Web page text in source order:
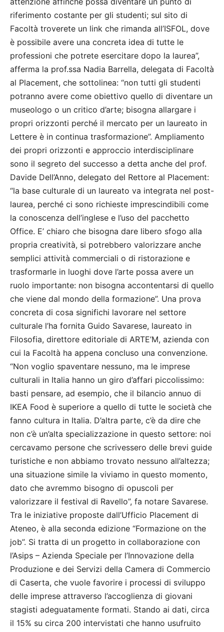
riferimento costante per gli studenti; sul sito di
Facoltà troverete un link che rimanda all’ISFOL, dove
è possibile avere una concreta idea di tutte le
professioni che potrete esercitare dopo la laurea”,
afferma la prof.ssa Nadia Barrella, delegata di Facoltà
al Placement, che sottolinea: “non tutti gli studenti
potranno avere come obiettivo quello di diventare un
museologo o un critico d’arte; bisogna allargare i
propri orizzonti perché il mercato per un laureato in
Lettere è in continua trasformazione”. Ampliamento
dei propri orizzonti e approccio interdisciplinare
sono il segreto del successo a detta anche del prof.
Davide Dell’Anno, delegato del Rettore al Placement:
“la base culturale di un laureato va integrata nel post-
laurea, perché ci sono richieste imprescindibili come
la conoscenza dell’inglese e l’uso del pacchetto
Office. E’ chiaro che bisogna dare libero sfogo alla
propria creatività, si potrebbero valorizzare anche
semplici attività commerciali o di ristorazione e
trasformarle in luoghi dove l’arte possa avere un
ruolo importante: non bisogna accontentarsi di quello
che viene dal mondo della formazione”. Una prova
concreta di cosa significhi lavorare nel settore
culturale l’ha fornita Guido Savarese, laureato in
Filosofia, direttore editoriale di ARTE’M, azienda con
cui la Facoltà ha appena concluso una convenzione.
“Non voglio spaventare nessuno, ma le imprese
culturali in Italia hanno un giro d’affari piccolissimo:
basti pensare, ad esempio, che il bilancio annuo di
IKEA Food è superiore a quello di tutte le società che
fanno cultura in Italia. D’altra parte, c’è da dire che
non c’è un’alta specializzazione in questo settore: noi
cercavamo persone che scrivessero delle brevi guide
turistiche e non abbiamo trovato nessuno all’altezza;
una situazione simile la viviamo in questo momento,
dato che avremmo bisogno di opuscoli per
valorizzare il festival di Ravello”, fa notare Savarese.
Tra le iniziative proposte dall’Ufficio Placement di
Ateneo, è alla seconda edizione “Formazione on the
job”. Si tratta di un progetto in collaborazione con
l’Asips – Azienda Speciale per l’Innovazione della
Produzione e dei Servizi della Camera di Commercio
di Caserta, che vuole favorire i processi di sviluppo
delle imprese attraverso l’accoglienza di giovani
stagisti adeguatamente formati. Stando ai dati, circa
il 15% su circa 200 intervistati che hanno usufruito